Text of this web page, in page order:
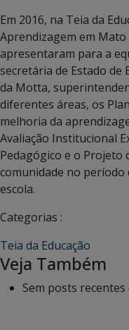
Em 2016, na Teia da
Aprendizagem em Mato
apresentaram para a
secretária de Estado de
da Motta,
diferentes áreas, os
melhoria da
Avaliação Institucional
Pedagógico e o Projeto
comunidade no período
escola.
Categorias :
Teia da Educação
Veja Também
Sem posts